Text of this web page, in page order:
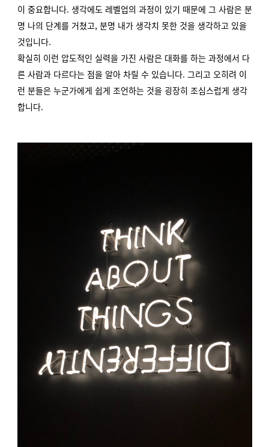
이 중요합니다. 생각에도 레벨업의 과정이 있기 때문에 그 사람은 분
명 나의 단계를 거쳤고, 분명 내가 생각치 못한 것을 생각하고 있을
것입니다.
확실히 이런 압도적인 실력을 가진 사람은 대화를 하는 과정에서 다
른 사람과 다르다는 점을 알아 차릴 수 있습니다. 그리고 오히려 이
런 분들은 누군가에게 쉽게 조언하는 것을 굉장히 조심스럽게 생각
합니다.